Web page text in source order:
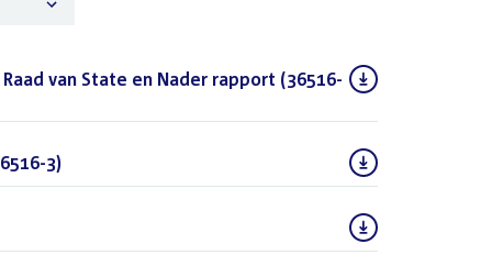
van State en Nader rapport (36516-
3)